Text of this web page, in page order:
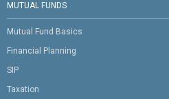
MUTUAL FUNDS
Mutual Fund Basics
Financial Planning
SIP
Taxation